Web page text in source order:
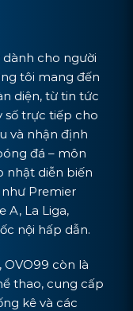
cho người
tôi mang đến
diện, từ tin tức
số trực tiếp cho
và nhận định
đá – môn
nhật diễn biến
Premier
A, La Liga,
nội hấp dẫn.
OVO99 còn là
thao, cung cấp
kê và các